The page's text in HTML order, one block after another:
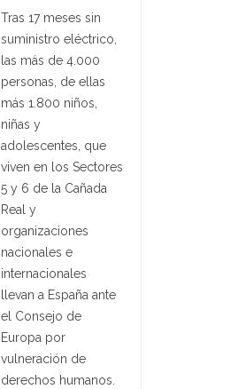
Tras 17 meses sin
suministro eléctrico,
las más de 4.000
personas, de ellas
más 1.800 niños,
niñas y
adolescentes, que
viven en los Sectores
5 y 6 de la Cañada
Real y
organizaciones
nacionales e
internacionales
llevan a España ante
el Consejo de
Europa por
vulneración de
derechos humanos.